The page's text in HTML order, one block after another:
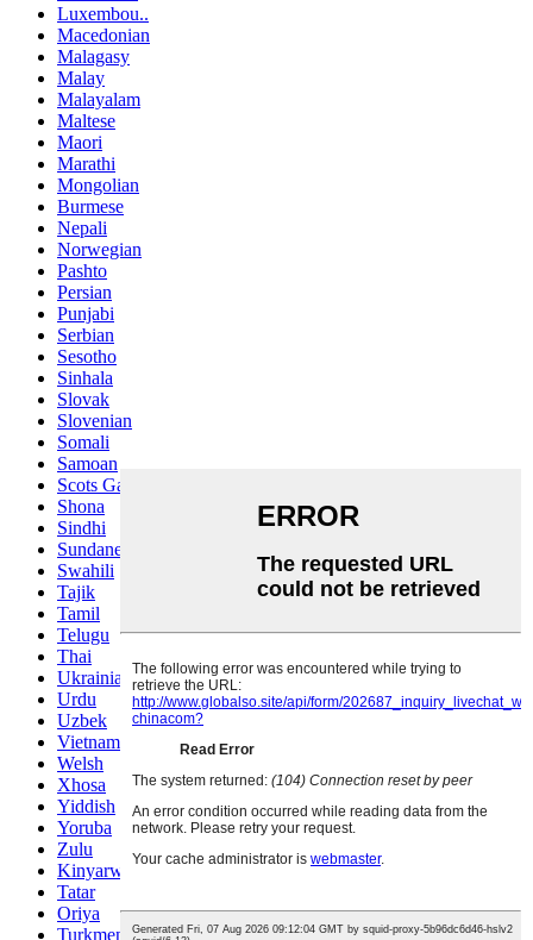
Luxembou..
Macedonian
Malagasy
Malay
Malayalam
Maltese
Maori
Marathi
Mongolian
Burmese
Nepali
Norwegian
Pashto
Persian
Punjabi
Serbian
Sesotho
Sinhala
Slovak
Slovenian
Somali
Samoan
Scots Gaelic
Shona
Sindhi
Sundanese
Swahili
Tajik
Tamil
Telugu
Thai
Ukrainian
Urdu
Uzbek
Vietnamese
Welsh
Xhosa
Yiddish
Yoruba
Zulu
Kinyarwanda
Tatar
Oriya
Turkmen